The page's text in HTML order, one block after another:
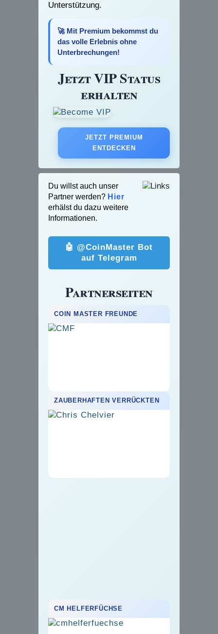
Unterstützung.
🚀 Mit Premium bekommst du
das volle Erlebnis ohne
Unterbrechungen!
Jetzt VIP Status
erhalten
JETZT PREMIUM
ENTDECKEN
Du willst auch unser
Partner werden? Hier
erhälst du dazu weitere
Informationen.
🤖 @CoinMaster Bot
auf Telegram
Partnerseiten
COIN MASTER FREUNDE
ZAUBERHAFTEN VERRÜCKTEN
CM HELFERFÜCHSE